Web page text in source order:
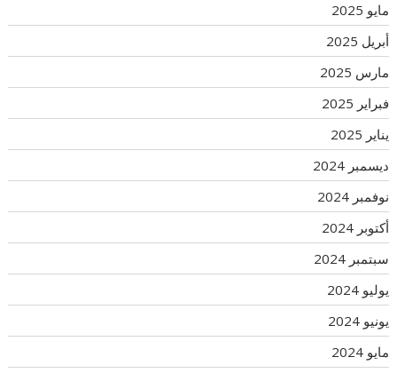
مايو 2025
أبريل 2025
مارس 2025
فبراير 2025
يناير 2025
ديسمبر 2024
نوفمبر 2024
أكتوبر 2024
سبتمبر 2024
يوليو 2024
يونيو 2024
مايو 2024